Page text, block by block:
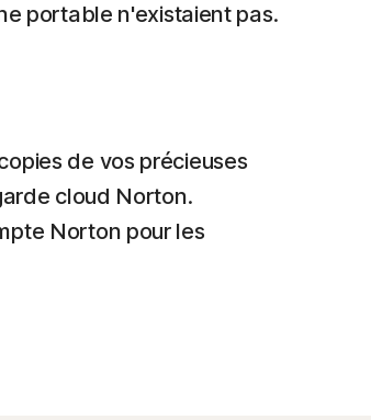
portable n'existaient pas.
de vos précieuses
cloud Norton.
Norton pour les